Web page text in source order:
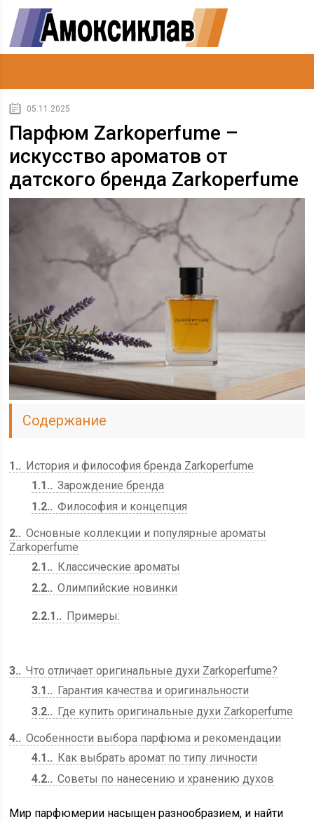
05.11.2025
Парфюм Zarkoperfume –
искусство ароматов от
датского бренда Zarkoperfume
Содержание
1.
История и философия бренда Zarkoperfume
1.1.
Зарождение бренда
1.2.
Философия и концепция
2.
Основные коллекции и популярные ароматы
Zarkoperfume
2.1.
Классические ароматы
2.2.
Олимпийские новинки
2.2.1. Примеры:
3.
Что отличает оригинальные духи Zarkoperfume?
3.1.
Гарантия качества и оригинальности
3.2.
Где купить оригинальные духи Zarkoperfume
4.
Особенности выбора парфюма и рекомендации
4.1.
Как выбрать аромат по типу личности
4.2.
Советы по нанесению и хранению духов
Мир парфюмерии насыщен разнообразием, и найти